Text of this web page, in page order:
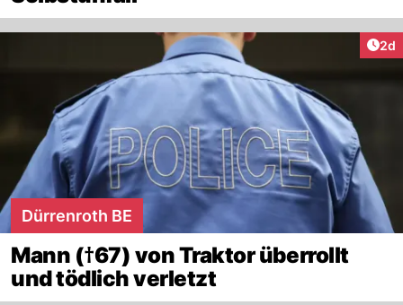
2d
Dürrenroth BE
Mann (†67) von Traktor überrollt
und tödlich verletzt